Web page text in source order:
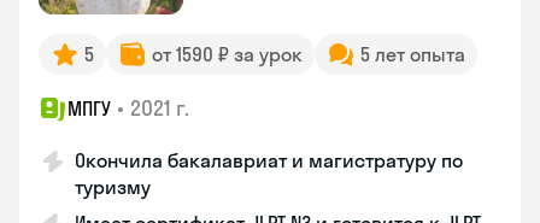
5 от 1590 ₽ за урок 5 лет опыта
МПГУ • 2021 г.
Окончила бакалавриат и магистратуру по
туризму